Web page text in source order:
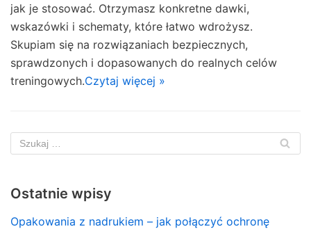
jak je stosować. Otrzymasz konkretne dawki,
wskazówki i schematy, które łatwo wdrożysz.
Skupiam się na rozwiązaniach bezpiecznych,
sprawdzonych i dopasowanych do realnych celów
treningowych.Czytaj więcej »
Ostatnie wpisy
Opakowania z nadrukiem – jak połączyć ochronę